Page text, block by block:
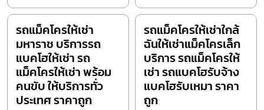
รถแม็คโครให้เช่า
มหาราช บริการรถ
แบคโฮให้เช่า รถ
แม็คโครให้เช่า พร้อม
คนขับ ให้บริการทั่ว
ประเทศ ราคาถูก
รถแม็คโครให้เช่าใกล้
ฉันให้เช่าแม็คโครเล็ก
บริการ รถแม็คโครให้
เช่า รถแบคโฮรับจ้าง
แบคโฮรับเหมา ราคา
ถูก